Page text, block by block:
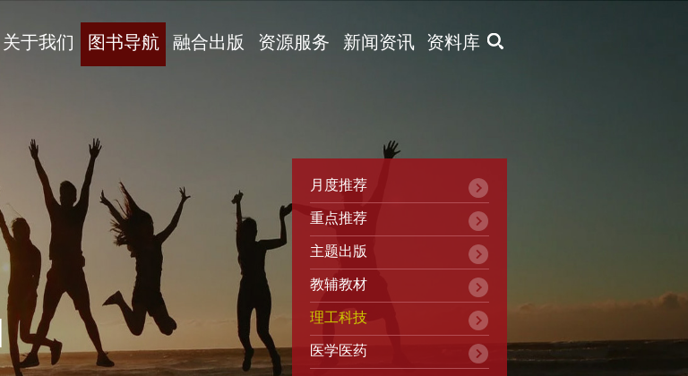
X
关于我们 图书导航 融合出版 资源服务 新闻资讯 资料库
月度推荐
重点推荐
主题出版
教辅教材
理工科技
医学医药